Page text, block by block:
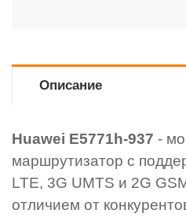
Описание
Huawei E5771h-937 -
маршрутизатор с
LTE, 3G UMTS и 2G
отличием от